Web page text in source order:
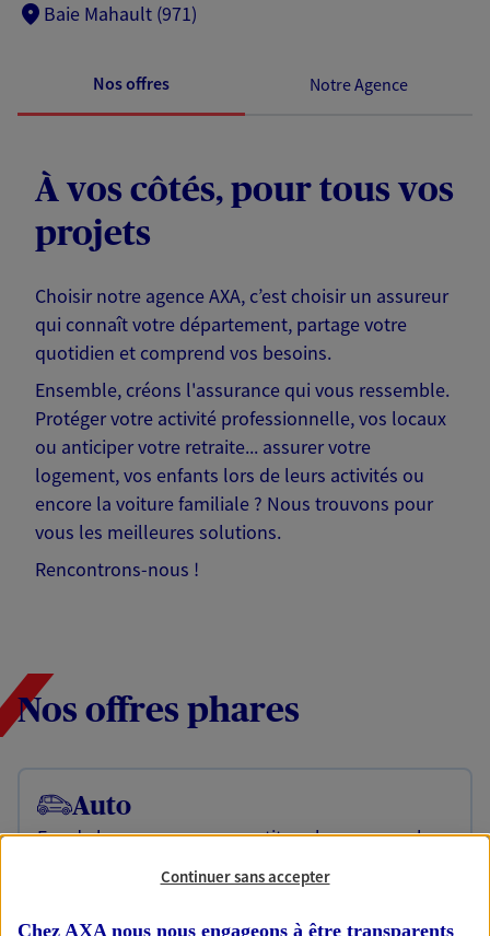
Baie Mahault (971)
Nos offres Notre Agence
À vos côtés, pour tous vos
projets
Choisir notre agence AXA, c’est choisir un assureur
qui connaît votre département, partage votre
quotidien et comprend vos besoins.
Ensemble, créons l'assurance qui vous ressemble.
Protéger votre activité professionnelle, vos locaux
ou anticiper votre retraite... assurer votre
logement, vos enfants lors de leurs activités ou
encore la voiture familiale ? Nous trouvons pour
vous les meilleures solutions.
Rencontrons-nous !
Nos offres phares
Auto
Fan de longs voyages ou petit rouleur, prenez la
contrat Référence : une assurance qui roule pour
Continuer sans accepter
Chez AXA nous nous engageons à être transparents